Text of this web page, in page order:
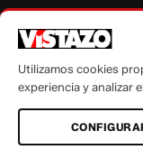
autorización escrita de su
Utilizamos cookies
experiencia y analizar